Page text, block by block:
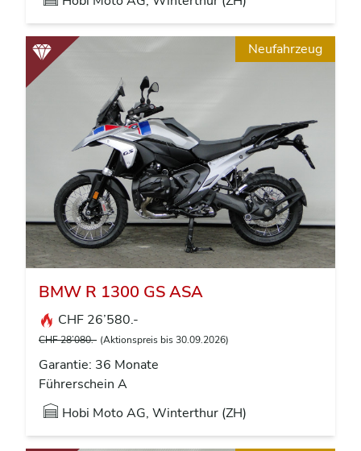
Neufahrzeug
BMW R 1300 GS ASA
CHF 26’580.-
CHF 28’080.- (Aktionspreis bis 30.09.2026)
Garantie: 36 Monate
Führerschein A
Hobi Moto AG, Winterthur (ZH)